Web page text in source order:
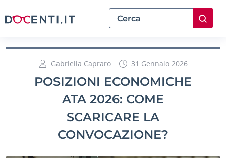
Gabriella Capraro 31 Gennaio 2026
POSIZIONI ECONOMICHE
ATA 2026: COME
SCARICARE LA
CONVOCAZIONE?